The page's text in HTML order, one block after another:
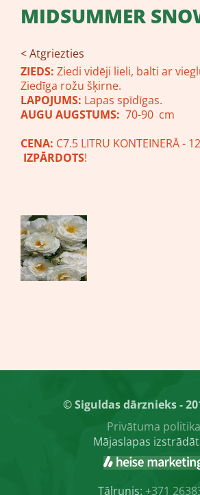
MIDSUMMER
< Atgriezties
ZIEDS: Ziedi vidēji lieli, balti ar
Ziedīga rožu šķirne.
LAPOJUMS: Lapas
AUGU AUGSTUMS: 70-90 cm
CENA: C7.5 LITRU KONTEINERĀ -
IZPĀRDOTS!
© Siguldas dārznieks -
Privātuma politika
Mājaslapas
Tālrunis: +371